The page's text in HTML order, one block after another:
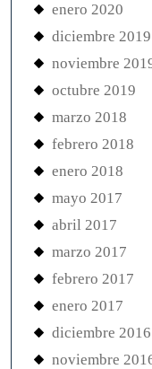
enero 2020
diciembre 2019
noviembre
octubre 2019
marzo 2018
febrero 2018
enero 2018
mayo 2017
abril 2017
marzo 2017
febrero 2017
enero 2017
diciembre 2016
noviembre